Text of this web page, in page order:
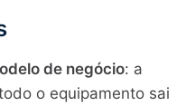
de negócio: a
o equipamento sai